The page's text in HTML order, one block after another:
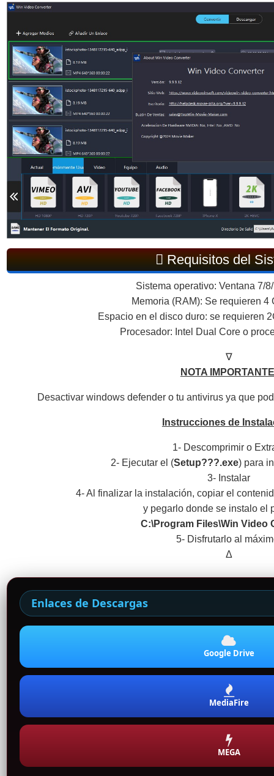
Requisitos del
Sistema operativo: Ventana 7/
Memoria (RAM): Se requieren 4
Espacio en el disco duro: se requieren
Procesador: Intel Dual Core o
∇
NOTA
Desactivar windows defender o tu antivirus ya que
Instrucciones de
1- Descomprimir o
2- Ejecutar el (Setup???.exe) para
3- Instalar
4- Al finalizar la instalación, copiar el
y pegarlo donde se instalo el
C:\Program Files\Win Video
5- Disfrutarlo al
Δ
Enlaces de Descargas
Google Drive
MediaFire
MEGA